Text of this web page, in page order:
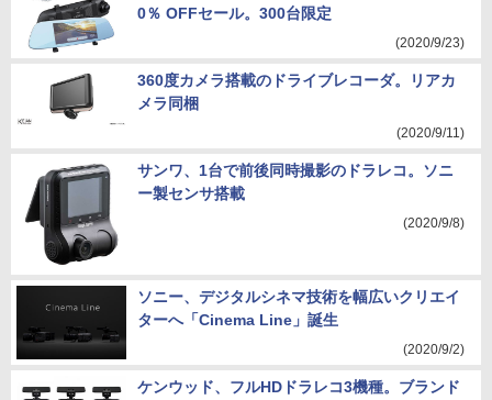
0％ OFFセール。300台限定
(2020/9/23)
360度カメラ搭載のドライブレコーダ。リアカ
メラ同梱
(2020/9/11)
サンワ、1台で前後同時撮影のドラレコ。ソニ
ー製センサ搭載
(2020/9/8)
ソニー、デジタルシネマ技術を幅広いクリエイ
ターへ「Cinema Line」誕生
(2020/9/2)
ケンウッド、フルHDドラレコ3機種。ブランド